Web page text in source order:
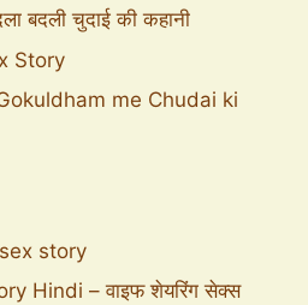
बदली चुदाई की कहानी
Story
me Chudai ki
story
Hindi – वाइफ शेयरिंग सेक्स